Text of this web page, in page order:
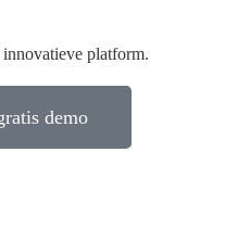
innovatieve platform.
demo